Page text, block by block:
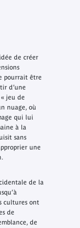
de créer
pourrait être
d’une
jeu de
nuage, où
qui lui
à la
sans
une
de la
cultures ont
de
de